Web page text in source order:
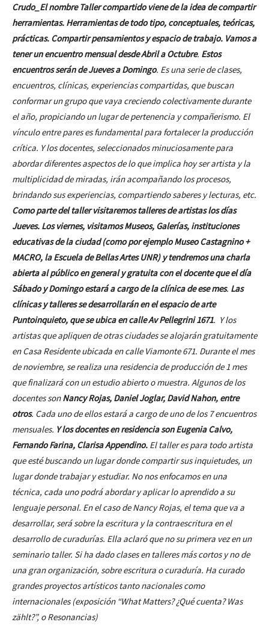
Crudo_El nombre Taller compartido viene de la idea de compartir
herramientas. Herramientas de todo tipo, conceptuales, teóricas,
prácticas. Compartir pensamientos y espacio de trabajo. Vamos a
tener un encuentro mensual desde Abril a Octubre. Estos
encuentros serán de Jueves a Domingo. Es una serie de clases,
encuentros, clínicas, experiencias compartidas, que buscan
conformar un grupo que vaya creciendo colectivamente durante
el año, propiciando un lugar de pertenencia y compañerismo. El
vínculo entre pares es fundamental para fortalecer la producción
crítica. Y los docentes, seleccionados minuciosamente para
abordar diferentes aspectos de lo que implica hoy ser artista y la
multiplicidad de miradas, irán acompañando los procesos,
brindando sus experiencias, compartiendo saberes y lecturas, etc.
Como parte del taller visitaremos talleres de artistas los días
Jueves. Los viernes, visitamos Museos, Galerías, instituciones
educativas de la ciudad (como por ejemplo Museo Castagnino +
MACRO, la Escuela de Bellas Artes UNR) y tendremos una charla
abierta al público en general y gratuita con el docente que el día
Sábado y Domingo estará a cargo de la clínica de ese mes. Las
clínicas y talleres se desarrollarán en el espacio de arte
Puntoinquieto, que se ubica en calle Av Pellegrini 1671. Y los
artistas que apliquen de otras ciudades se alojarán gratuitamente
en Casa Residente ubicada en calle Viamonte 671. Durante el mes
de noviembre, se realiza una residencia de producción de 1 mes
que finalizará con un estudio abierto o muestra. Algunos de los
docentes sonNancy Rojas, Daniel Joglar, David Nahon, entre
otros. Cada uno de ellos estará a cargo de uno de los 7 encuentros
mensuales. Y los docentes en residencia son Eugenia Calvo,
Fernando Farina, Clarisa Appendino. El taller es para todo artista
que esté buscando un lugar donde compartir sus inquietudes, un
lugar donde trabajar y estudiar. No nos enfocamos en una
técnica, cada uno podrá abordar y aplicar lo aprendido a su
lenguaje personal. En el caso de Nancy Rojas, el tema que va a
desarrollar, será sobre la escritura y la contraescritura en el
desarrollo de curadurías. Ella aclaró que no su primera vez en un
seminario taller. Si ha dado clases en talleres más cortos y no de
una gran organización, sobre escritura o curaduría. Ha curado
grandes proyectos artísticos tanto nacionales como
internacionales (exposición “What Matters? ¿Qué cuenta? Was
zählt?”, oResonancias)